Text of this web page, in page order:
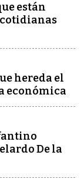
están
hereda el
económica
De la